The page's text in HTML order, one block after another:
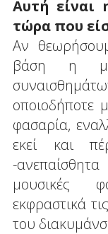
Αυτή είναι
τώρα που
Αν
βάση η
οποιοδήποτε
φασαρία,
εκεί και
-
μουσικές
εκφραστικά
του